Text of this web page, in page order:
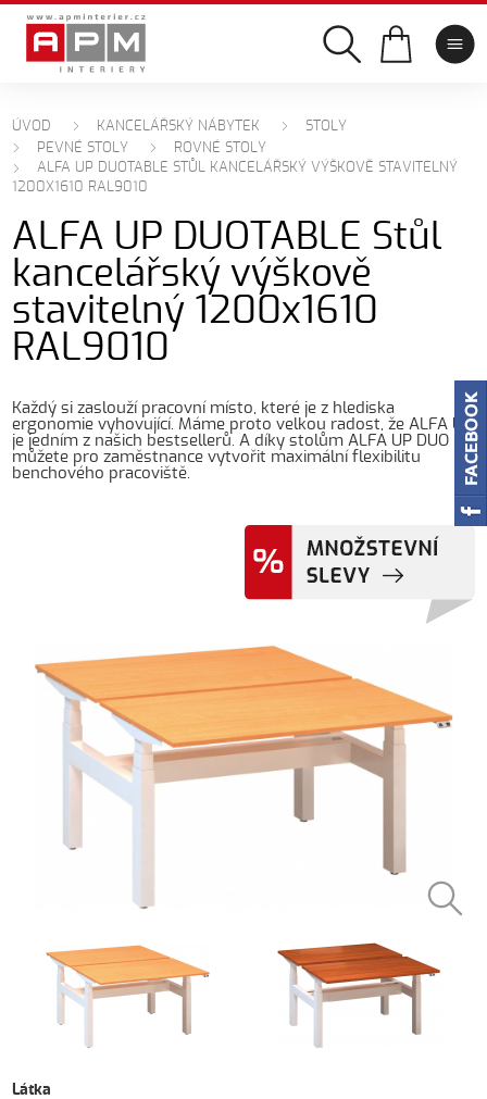
ÚVOD KANCELÁŘSKÝ NÁBYTEK
STOLY
PEVNÉ STOLY
ROVNÉ STOLY
ALFA UP DUOTABLE STŮL KANCELÁŘSKÝ VÝŠKOVĚ STAVITELNÝ
1200X1610 RAL9010
ALFA UP DUOTABLE Stůl
kancelářský výškově
stavitelný 1200x1610
RAL9010
Každý si zaslouží pracovní místo, které je z hlediska
ergonomie vyhovující. Máme proto velkou radost, že ALFA UP
je jedním z našich bestsellerů. A díky stolům ALFA UP DUO
můžete pro zaměstnance vytvořit maximální flexibilitu
benchového pracoviště.
Látka